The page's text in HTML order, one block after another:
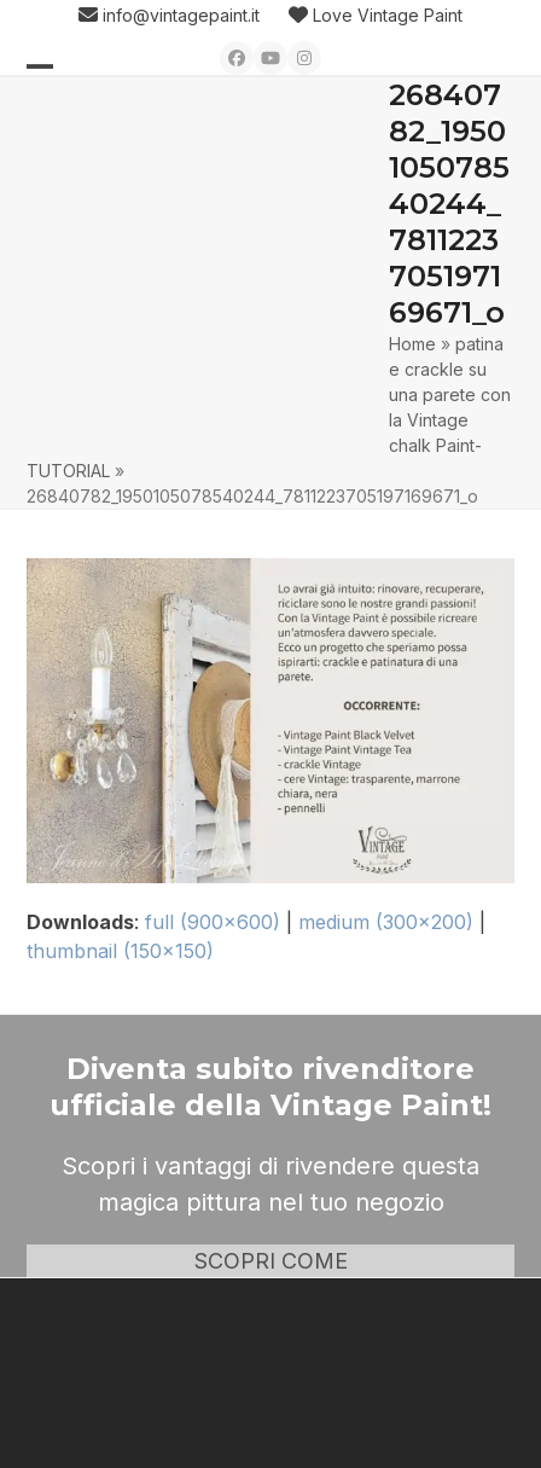
content
info@vintagepaint.it Love Vintage Paint
Facebook
YouTubeInstagram
268407
82_1950
1050785
40244_
7811223
7051971
69671_o
Home »patina
e crackle su
una parete con
la Vintage
chalk Paint-
TUTORIAL »
26840782_1950105078540244_7811223705197169671_o
Downloads:full (900x600) medium (300x200)
thumbnail (150x150)
Diventa subito rivenditore
ufficiale della Vintage Paint!
Scopri i vantaggi di rivendere questa
magica pittura nel tuo negozio
SCOPRI COME